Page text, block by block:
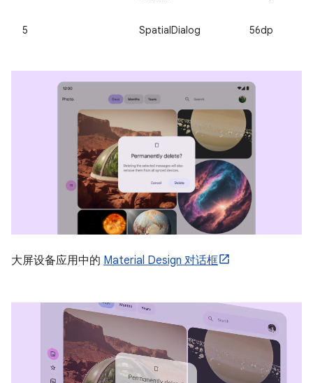
5 SpatialDialog 56dp
大屏设备应用中的 Material Design 对话框